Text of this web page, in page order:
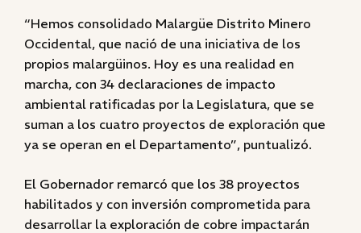
“Hemos consolidado Malargüe Distrito Minero
Occidental, que nació de una iniciativa de los
propios malargüinos. Hoy es una realidad en
marcha, con 34 declaraciones de impacto
ambiental ratificadas por la Legislatura, que se
suman a los cuatro proyectos de exploración que
ya se operan en el Departamento”, puntualizó.
El Gobernador remarcó que los 38 proyectos
habilitados y con inversión comprometida para
desarrollar la exploración de cobre impactarán